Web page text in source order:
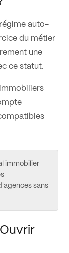
auto-
du métier
une
ce statut.
immobilier
sans